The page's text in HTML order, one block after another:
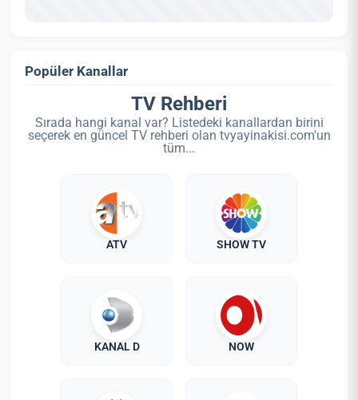
Popüler Kanallar
TV Rehberi
Sırada hangi kanal var? Listedeki kanallardan birini
seçerek en güncel TV rehberi olan tvyayinakisi.com'un
tüm...
ATV SHOW TV
KANAL D NOW